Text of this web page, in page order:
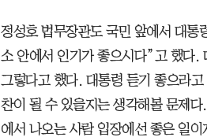
정성호 법무장관도 국민 앞에서 대통
소 안에서 인기가 좋으시다”고 했다.
그렇다고 했다. 대통령 듣기 좋으라
찬이 될 수 있을지는 생각해볼 문제
에서 나오는 사람 입장에선 좋은 일